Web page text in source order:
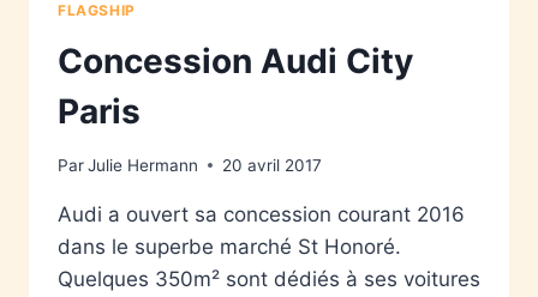
FLAGSHIP
Concession Audi City
Paris
ParJulie Hermann 20 avril 2017
Audi a ouvert sa concession courant 2016
dans le superbe marché St Honoré.
Quelques 350m² sont dédiés à ses voitures